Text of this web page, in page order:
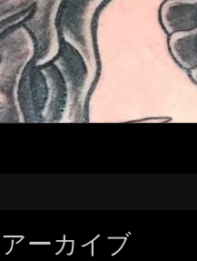
アーカイブ